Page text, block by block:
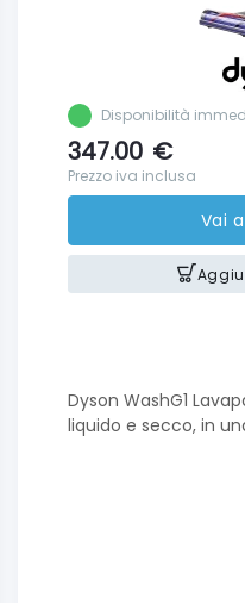
Disponibilità
347.00 €
Prezzo iva inclusa
Vai
Dyson WashG1
liquido e secco, in